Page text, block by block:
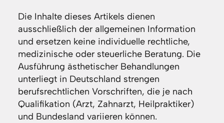
Die Inhalte dieses Artikels dienen
ausschließlich der allgemeinen Information
und ersetzen keine individuelle rechtliche,
medizinische oder steuerliche Beratung. Die
Ausführung ästhetischer Behandlungen
unterliegt in Deutschland strengen
berufsrechtlichen Vorschriften, die je nach
Qualifikation (Arzt, Zahnarzt, Heilpraktiker)
und Bundesland variieren können.